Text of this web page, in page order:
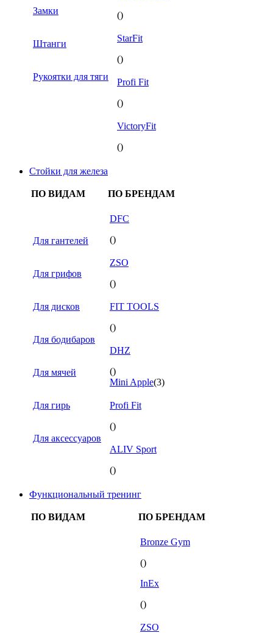
Замки
Штанги
Рукоятки для тяги
()
StarFit
()
Profi Fit
()
VictoryFit
()
Стойки для железа
ПО ВИДАМ ПО БРЕНДАМ
Для гантелей
Для грифов
Для дисков
Для бодибаров
Для мячей
Для гирь
Для аксессуаров
DFC
()
ZSO
()
FIT TOOLS
()
DHZ
()
Mini Apple(3)
Profi Fit
()
ALIV Sport
()
Функциональный тренинг
ПО ВИДАМ ПО БРЕНДАМ
Bronze Gym
()
InEx
()
ZSO